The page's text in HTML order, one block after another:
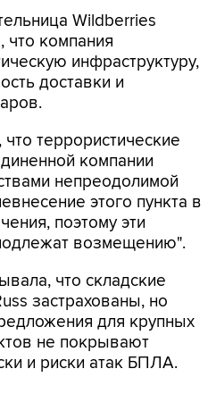
Wildberries
что компания
инфраструктуру,
доставки и
террористические
компании
непреодолимой
этого пункта в
поэтому эти
возмещению".
что складские
застрахованы, но
для крупных
не покрывают
и риски атак БПЛА.